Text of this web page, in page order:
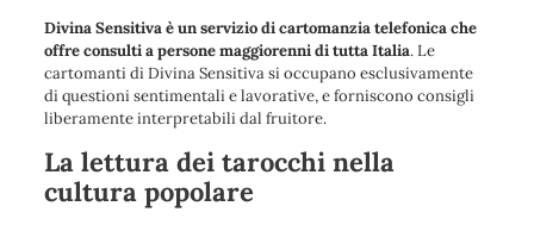
Divina Sensitiva è un servizio di cartomanzia telefonica che
offre consulti a persone maggiorenni di tutta Italia. Le
cartomanti di Divina Sensitiva si occupano esclusivamente
di questioni sentimentali e lavorative, e forniscono consigli
liberamente interpretabili dal fruitore.
La lettura dei tarocchi nella
cultura popolare